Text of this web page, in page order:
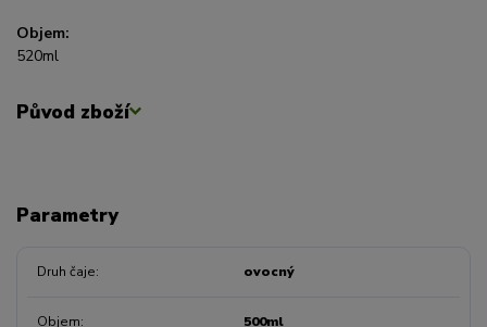
Objem:
520ml
Původ zboží
Parametry
Druh čaje ovocný
Objem 500ml